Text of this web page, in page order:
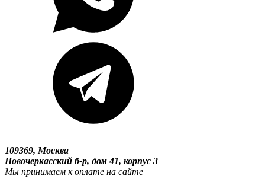
109369, Москва
Новочеркасский б-р, дом 41, корпус 3
Мы принимаем к оплате на сайте